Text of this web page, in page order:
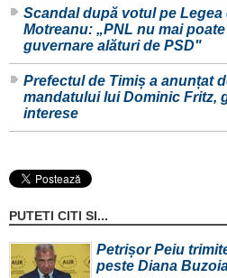
Scandal după votul pe
Motreanu: „PNL nu mai
guvernare alături de PSD"
Prefectul de Timiș a anunțat
mandatului lui Dominic Fritz,
interese
PUTETI CITI SI...
Petrișor Peiu
peste Diana